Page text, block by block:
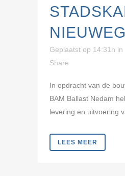
Geplaatst op 14:31h in
Share
In opdracht van de
BAM Ballast Nedam
levering en uitvoering
LEES MEER